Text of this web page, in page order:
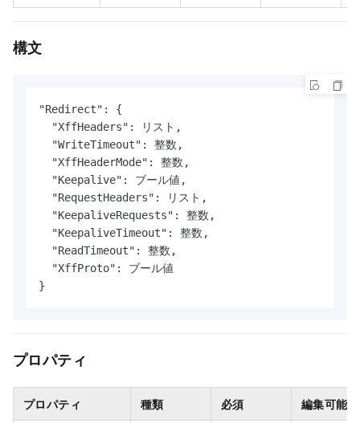
構文
"Redirect": {
  "XffHeaders": リスト,
  "WriteTimeout": 整数,
  "XffHeaderMode": 整数,
  "Keepalive": ブール値,
  "RequestHeaders": リスト,
  "KeepaliveRequests": 整数,
  "KeepaliveTimeout": 整数,
  "ReadTimeout": 整数,
  "XffProto": ブール値
}
プロパティ
プロパティ 種類 必須 編集可能